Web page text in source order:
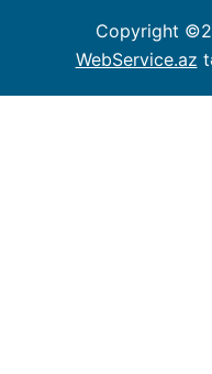
Copyright ©
WebService.az